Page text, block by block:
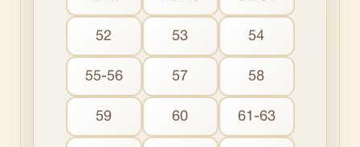
52 53 54
55-56 57 58
59 60 61-63